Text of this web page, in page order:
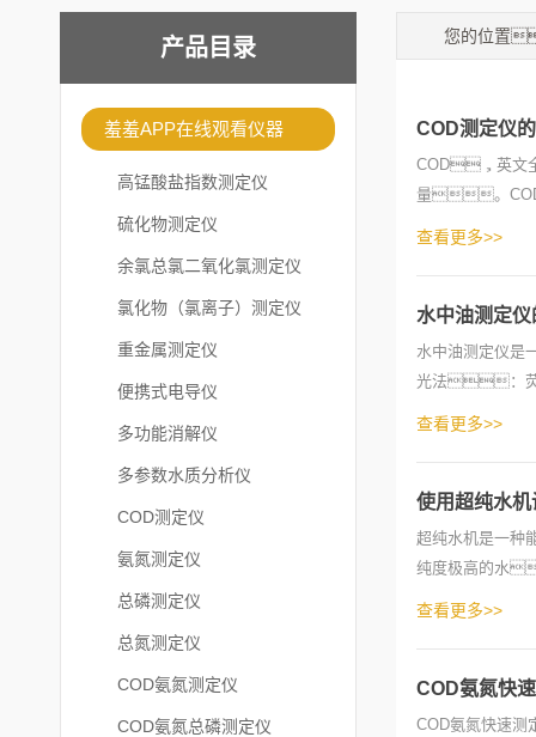
产品目录
羞羞APP在线观看仪器
高锰酸盐指数测定仪
硫化物测定仪
余氯总氯二氧化氯测定仪
氯化物（氯离子）测定仪
重金属测定仪
便携式电导仪
多功能消解仪
多参数水质分析仪
COD测定仪
氨氮测定仪
总磷测定仪
总氮测定仪
COD氨氮测定仪
COD氨氮总磷测定仪
您的位置
COD测定仪
COD，英文
量。
法和UV计测
查看更多>>
水中油测定
水中油测定仪
光法：荧
强度与水中油
查看更多>>
使用超纯水
超纯水机是一
纯度极高的水
质，制备出
查看更多>>
COD氨氮快
COD氨氮快速